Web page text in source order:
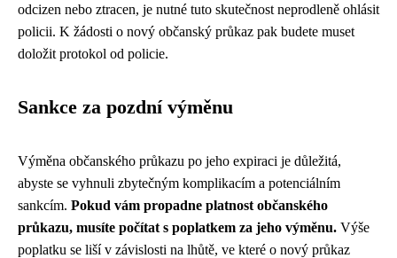
odcizen nebo ztracen, je nutné tuto skutečnost neprodleně ohlásit
policii. K žádosti o nový občanský průkaz pak budete muset
doložit protokol od policie.
Sankce za pozdní výměnu
Výměna občanského průkazu po jeho expiraci je důležitá,
abyste se vyhnuli zbytečným komplikacím a potenciálním
sankcím. Pokud vám propadne platnost občanského
průkazu, musíte počítat s poplatkem za jeho výměnu. Výše
poplatku se liší v závislosti na lhůtě, ve které o nový průkaz